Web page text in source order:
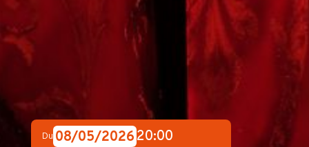
Du 08/05/202620:00